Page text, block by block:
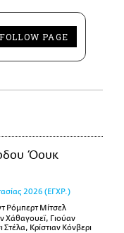
FOLLOW PAGE
Όουκ
2026 (ΕΓΧΡ.)
Ρόμπερτ Μίτσελ
Χάθαγουεϊ, Γιούαν
Κρίστιαν Κόνβερι